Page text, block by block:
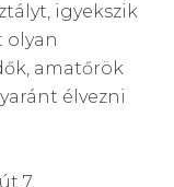
igyekszik
olyan
amatőrök
élvezni
7.